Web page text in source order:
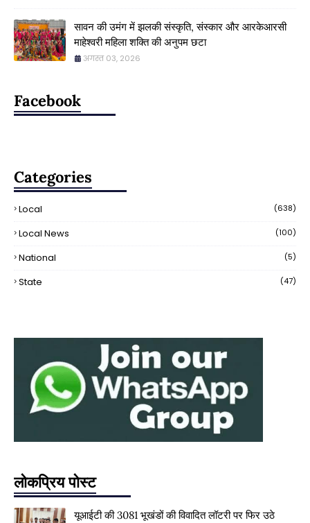
सावन की उमंग में झलकी संस्कृति, संस्कार और आरकेआरसी
माहेश्वरी महिला शक्ति की अनुपम छटा
अगस्त 03, 2026
Facebook
Categories
Local (638)
Local News (100)
National (5)
State (47)
लोकप्रिय पोस्ट
यूआईटी की 3081 भूखंडों की विवादित लॉटरी पर फिर उठे